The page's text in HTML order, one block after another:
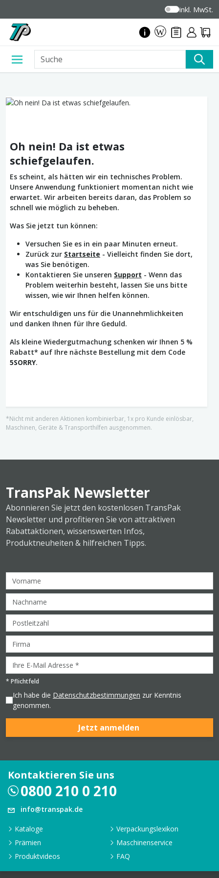
inkl. MwSt.
Oh nein! Da ist etwas
schiefgelaufen.
Es scheint, als hätten wir ein technisches Problem.
Unsere Anwendung funktioniert momentan nicht wie
erwartet. Wir arbeiten bereits daran, das Problem so
schnell wie möglich zu beheben.
Was Sie jetzt tun können:
Versuchen Sie es in ein paar Minuten erneut.
Zurück zur Startseite - Vielleicht finden Sie dort,
was Sie benötigen.
Kontaktieren Sie unseren Support - Wenn das
Problem weiterhin besteht, lassen Sie uns bitte
wissen, wie wir Ihnen helfen können.
Wir entschuldigen uns für die Unannehmlichkeiten
und danken Ihnen für Ihre Geduld.
Als kleine Wiedergutmachung schenken wir Ihnen 5 %
Rabatt* auf Ihre nächste Bestellung mit dem Code
5SORRY.
*Nicht mit anderen Aktionen kombinierbar, 1x pro Kunde einlösbar,
Maschinen, Geräte & Transporthilfen ausgenommen.
TransPak Newsletter
Abonnieren Sie jetzt den kostenlosen TransPak
Newsletter und profitieren Sie von attraktiven
Rabattaktionen, wissenswerten Infos,
Produktneuheiten & hilfreichen Tipps.
* Pflichtfeld
Ich habe die Datenschutzbestimmungen zur Kenntnis
genommen.
Jetzt anmelden
Kontaktieren Sie uns
0800 210 0 210
info@transpak.de
Kataloge
Verpackungslexikon
Prämien
Maschinenservice
Produktvideos
FAQ